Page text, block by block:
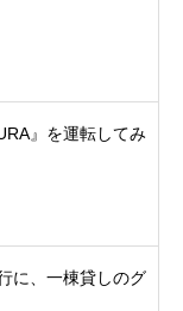
』を運転してみ
に、一棟貸しのグ